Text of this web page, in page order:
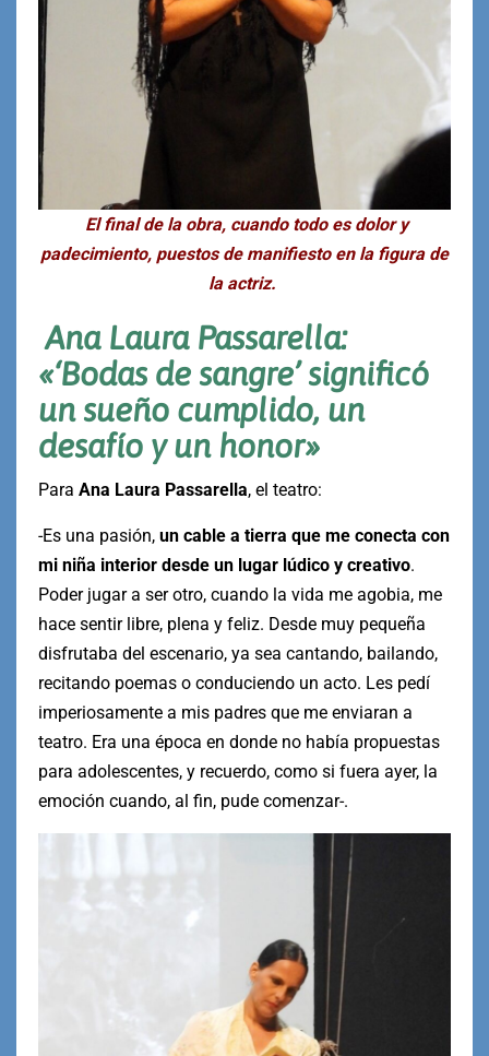
El final de la obra, cuando todo es dolor y
padecimiento, puestos de manifiesto en la figura de
la actriz.
Ana Laura Passarella:
«‘Bodas de sangre’ significó
un sueño cumplido, un
desafío y un honor»
Para Ana Laura Passarella, el teatro:
-Es una pasión, un cable a tierra que me conecta con
mi niña interior desde un lugar lúdico y creativo.
Poder jugar a ser otro, cuando la vida me agobia, me
hace sentir libre, plena y feliz. Desde muy pequeña
disfrutaba del escenario, ya sea cantando, bailando,
recitando poemas o conduciendo un acto. Les pedí
imperiosamente a mis padres que me enviaran a
teatro. Era una época en donde no había propuestas
para adolescentes, y recuerdo, como si fuera ayer, la
emoción cuando, al fin, pude comenzar-.